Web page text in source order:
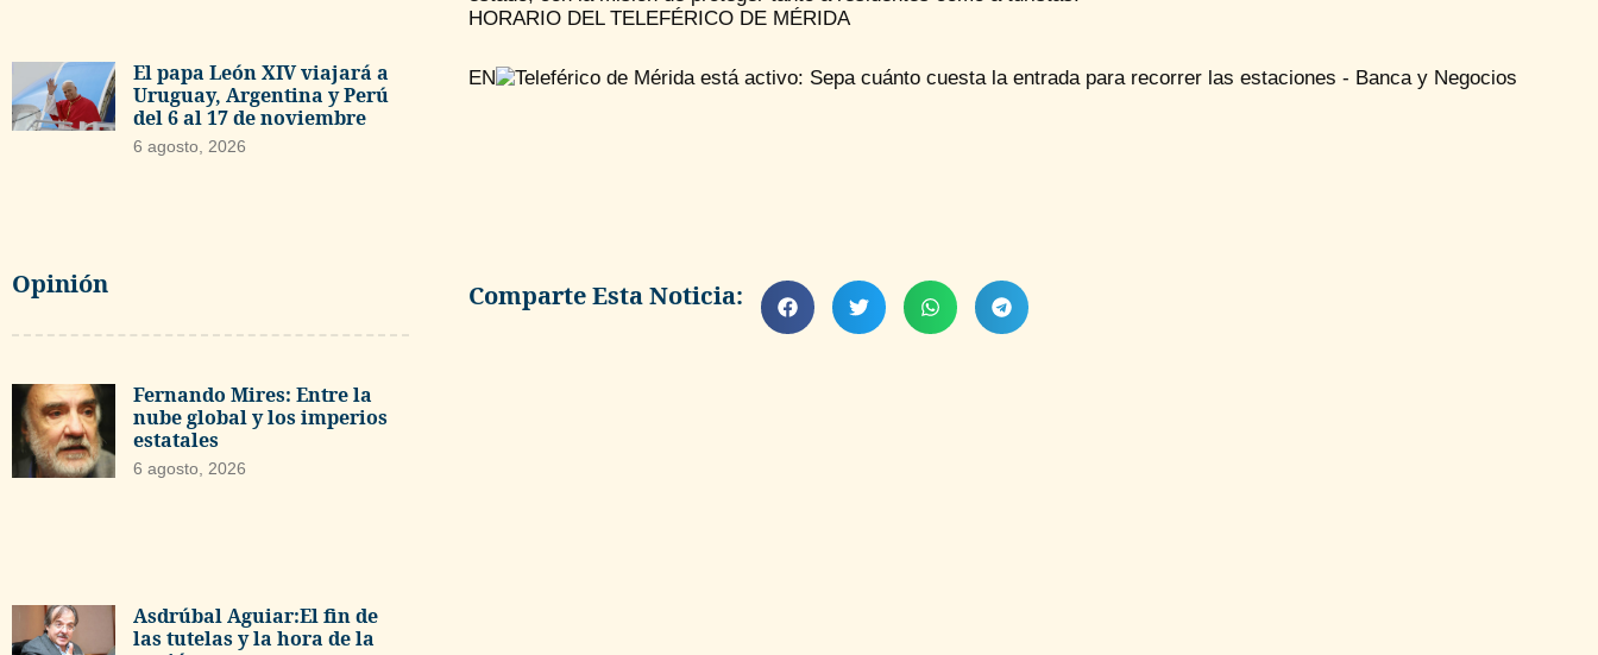
El papa León XIV viajará a
Uruguay, Argentina y Perú
del 6 al 17 de noviembre
6 agosto, 2026
Opinión
Fernando Mires: Entre la
nube global y los imperios
estatales
6 agosto, 2026
Asdrúbal Aguiar:El fin de
las tutelas y la hora de la
HORARIO DEL TELEFÉRICO DE MÉRIDA
EN
Comparte Esta Noticia: